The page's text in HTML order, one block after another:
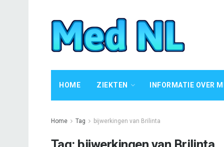
HOME ZIEKTEN INFORMATIE OVER
Home Tag bijwerkingen van Brilinta